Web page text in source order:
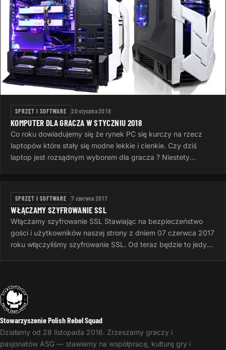
SPRZĘT I SOFTWARE 20 stycznia 2018
KOMPUTER DLA GRACZA W STYCZNIU 2018
Co roku dowiadujemy się że rynek PC się kurczy na rzecz
laptopów które stały się modne lekkie i cienkie. Czy dziś
laptop jest rozsądnym wyborem dla gracza ? Niestety
SPRZĘT I SOFTWARE 7 czerwca 2017
WŁĄCZAMY SZYFROWANIE SSL
Włączamy szyfrowanie SSL Stawiając na bezpieczeństwo
gości i użytkowników naszej strony z dniem 07 czerwca 2017
roku włączyliśmy szyfrowanie SSL. Od teraz będzie to jedyna
Stowarzyszenie Polish Rebel Squad
Działamy od 28 listopada 2016. Zrzeszamy graczy i
pasjonatów ASG — stawiamy na współpracę, kulturę gry i